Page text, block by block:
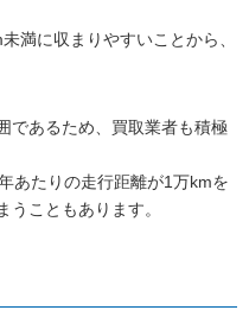
満に収まりやすいことから、
であるため、買取業者も積極
あたりの走行距離が1万kmを
こともあります。